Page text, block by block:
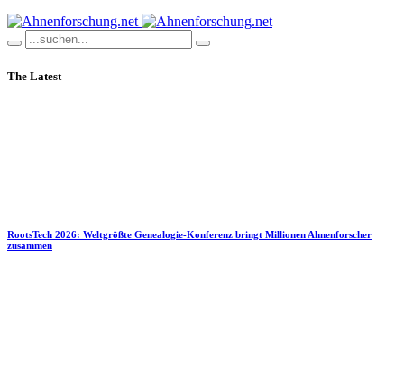
The Latest
RootsTech 2026: Weltgrößte Genealogie-Konferenz bringt Millionen Ahnenforscher
zusammen